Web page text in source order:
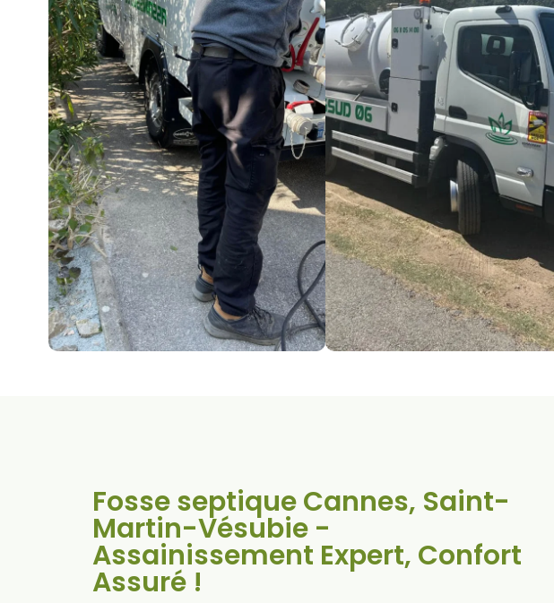
Fosse septique Cannes, Saint-
Martin-Vésubie -
Assainissement Expert, Confort
Assuré !